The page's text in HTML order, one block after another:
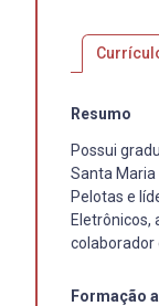
Resumo
Possui
Santa Maria
Pelotas e
Eletrônicos,
colaborador
Formação